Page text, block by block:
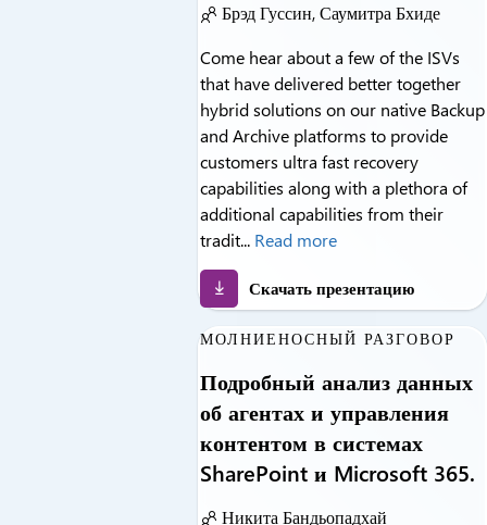
Брэд Гуссин, Саумитра Бхиде
Come hear about a few of the ISVs
that have delivered better together
hybrid solutions on our native Backup
and Archive platforms to provide
customers ultra fast recovery
capabilities along with a plethora of
additional capabilities from their
tradit... Read more
Скачать презентацию
МОЛНИЕНОСНЫЙ РАЗГОВОР
Подробный анализ данных
об агентах и управления
контентом в системах
SharePoint и Microsoft 365.
Никита Бандьопадхай